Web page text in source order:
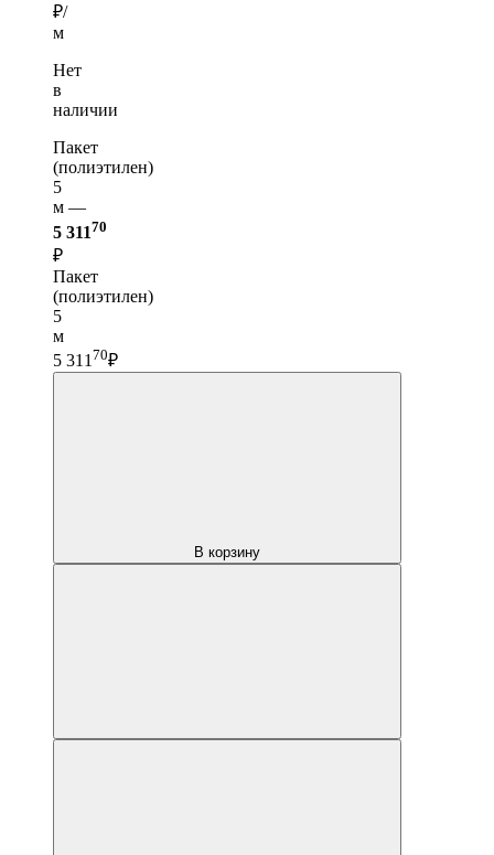
₽/
м
Нет
в
наличии
Пакет
(полиэтилен)
5
м —
5 31170
₽
Пакет
(полиэтилен)
5
м
5 311 70₽
В корзину